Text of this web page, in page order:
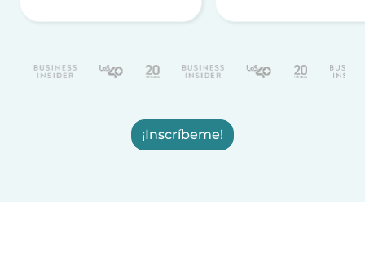
¡Inscríbeme!